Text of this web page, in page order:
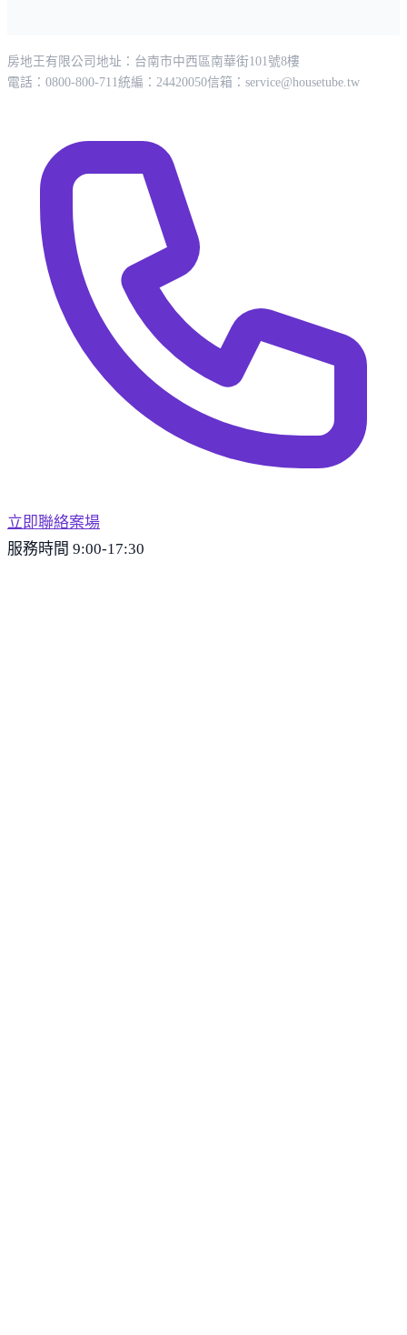
房地王有限公司 地址：台南市中西區南華街101號8樓
電話：0800-800-711統編：24420050信箱： service@housetube.tw
立即聯絡案場
服務時間 9:00-17:30